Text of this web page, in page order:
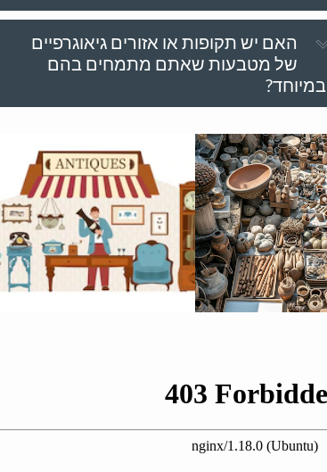
האם יש תקופות או אזורים גיאוגרפיים
של מטבעות שאתם מתמחים בהם
במיוחד?